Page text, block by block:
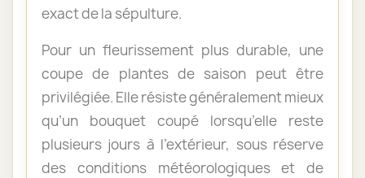
exact de la sépulture.
Pour un fleurissement plus durable, une
coupe de plantes de saison peut être
privilégiée. Elle résiste généralement mieux
qu’un bouquet coupé lorsqu’elle reste
plusieurs jours à l’extérieur, sous réserve
des conditions météorologiques et de